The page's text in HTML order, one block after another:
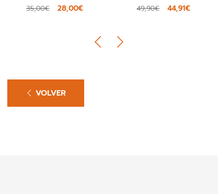
35,00€ 28,00€ 49,90€ 44,91€
VOLVER